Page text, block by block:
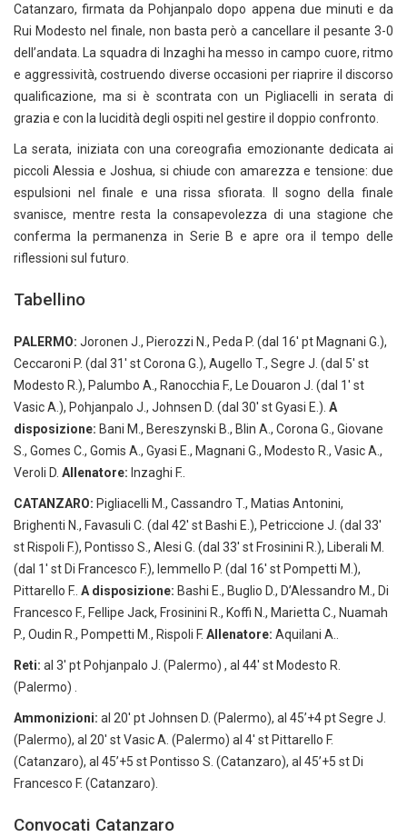
Catanzaro, firmata da Pohjanpalo dopo appena due minuti e da
Rui Modesto nel finale, non basta però a cancellare il pesante 3-0
dell’andata. La squadra di Inzaghi ha messo in campo cuore, ritmo
e aggressività, costruendo diverse occasioni per riaprire il discorso
qualificazione, ma si è scontrata con un Pigliacelli in serata di
grazia e con la lucidità degli ospiti nel gestire il doppio confronto.
La serata, iniziata con una coreografia emozionante dedicata ai
piccoli Alessia e Joshua, si chiude con amarezza e tensione: due
espulsioni nel finale e una rissa sfiorata. Il sogno della finale
svanisce, mentre resta la consapevolezza di una stagione che
conferma la permanenza in Serie B e apre ora il tempo delle
riflessioni sul futuro.
Tabellino
PALERMO: Joronen J., Pierozzi N., Peda P. (dal 16′ pt Magnani G.),
Ceccaroni P. (dal 31′ st Corona G.), Augello T., Segre J. (dal 5′ st
Modesto R.), Palumbo A., Ranocchia F., Le Douaron J. (dal 1′ st
Vasic A.), Pohjanpalo J., Johnsen D. (dal 30′ st Gyasi E.). A
disposizione: Bani M., Bereszynski B., Blin A., Corona G., Giovane
S., Gomes C., Gomis A., Gyasi E., Magnani G., Modesto R., Vasic A.,
Veroli D. Allenatore: Inzaghi F..
CATANZARO: Pigliacelli M., Cassandro T., Matias Antonini,
Brighenti N., Favasuli C. (dal 42′ st Bashi E.), Petriccione J. (dal 33′
st Rispoli F.), Pontisso S., Alesi G. (dal 33′ st Frosinini R.), Liberali M.
(dal 1′ st Di Francesco F.), Iemmello P. (dal 16′ st Pompetti M.),
Pittarello F.. A disposizione: Bashi E., Buglio D., D’Alessandro M., Di
Francesco F., Fellipe Jack, Frosinini R., Koffi N., Marietta C., Nuamah
P., Oudin R., Pompetti M., Rispoli F. Allenatore: Aquilani A..
Reti: al 3′ pt Pohjanpalo J. (Palermo) , al 44′ st Modesto R.
(Palermo) .
Ammonizioni: al 20′ pt Johnsen D. (Palermo), al 45’+4 pt Segre J.
(Palermo), al 20′ st Vasic A. (Palermo) al 4′ st Pittarello F.
(Catanzaro), al 45’+5 st Pontisso S. (Catanzaro), al 45’+5 st Di
Francesco F. (Catanzaro).
Convocati Catanzaro